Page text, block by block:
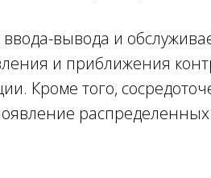
вывода и
и приближения
Кроме того,
распределенных